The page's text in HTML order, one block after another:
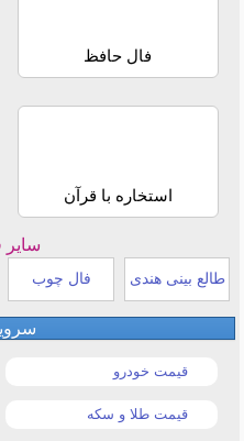
فال حافظ
استخاره با قرآن
سایر
طالع بینی هندی فال چوب
قیمت خودرو
قیمت طلا و سکه